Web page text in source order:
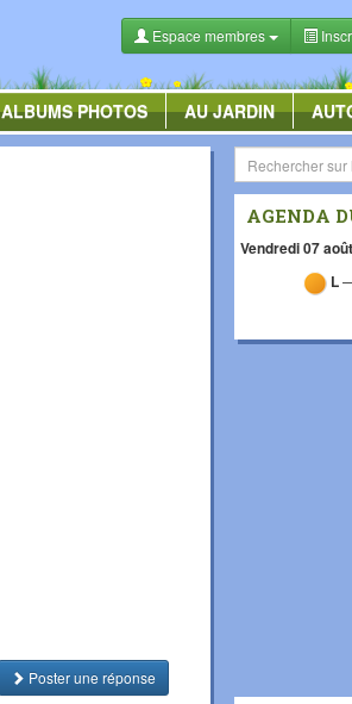
Espace membres
ALBUMSPHOTOS AU JARDIN
Poster une réponse
AGENDA
Vendredi 07
L